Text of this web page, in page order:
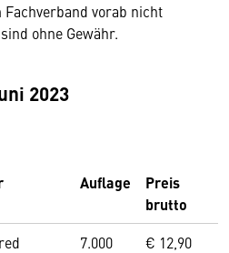
vorab nicht
ohne Gewähr.
2023
Auflage
Preis
brutto
7.000 € 12,90